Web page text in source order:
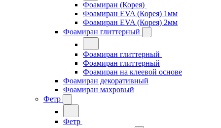
Фоамиран (Корея)
Фоамиран EVA (Корея) 1мм
Фоамиран EVA (Корея) 2мм
Фоамиран глиттерный
Фоамиран глиттерный
Фоамиран глиттерный
Фоамиран на клеевой основе
Фоамиран декоративный
Фоамиран махровый
Фетр
Фетр